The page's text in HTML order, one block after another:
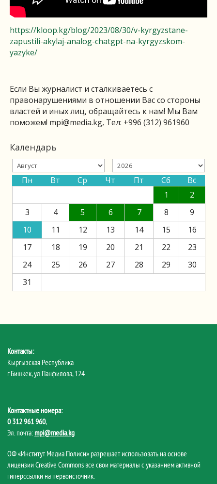
https://kloop.kg/blog/2023/08/30/v-kyrgyzstane-
zapustili-akylaj-analog-chatgpt-na-kyrgyzskom-
yazyke/
Если Вы журналист и сталкиваетесь с
правонарушениями в отношении Вас со стороны
властей и иных лиц, обращайтесь к нам! Мы Вам
поможем! mpi@media.kg, Тел: +996 (312) 961960
Календарь
Пн Вт Ср Чт Пт Сб
Вс
1
2
3
4 5 6 7 8
9
10
11 12 13 14 15
16
17
18 19 20 21 22
23
24
25 26 27 28 29
30
31
Контакты:
Кыргызская Республика
г.Бишкек, ул.Панфилова, 124
Контактные номера:
0 312 961 960,
Эл. почта: mpi@media.kg
ОФ «Институт Медиа Полиси» разрешает использовать на основе
лицензии Creative Commons все свои материалы с указанием активной
гиперссылки на первоисточник.